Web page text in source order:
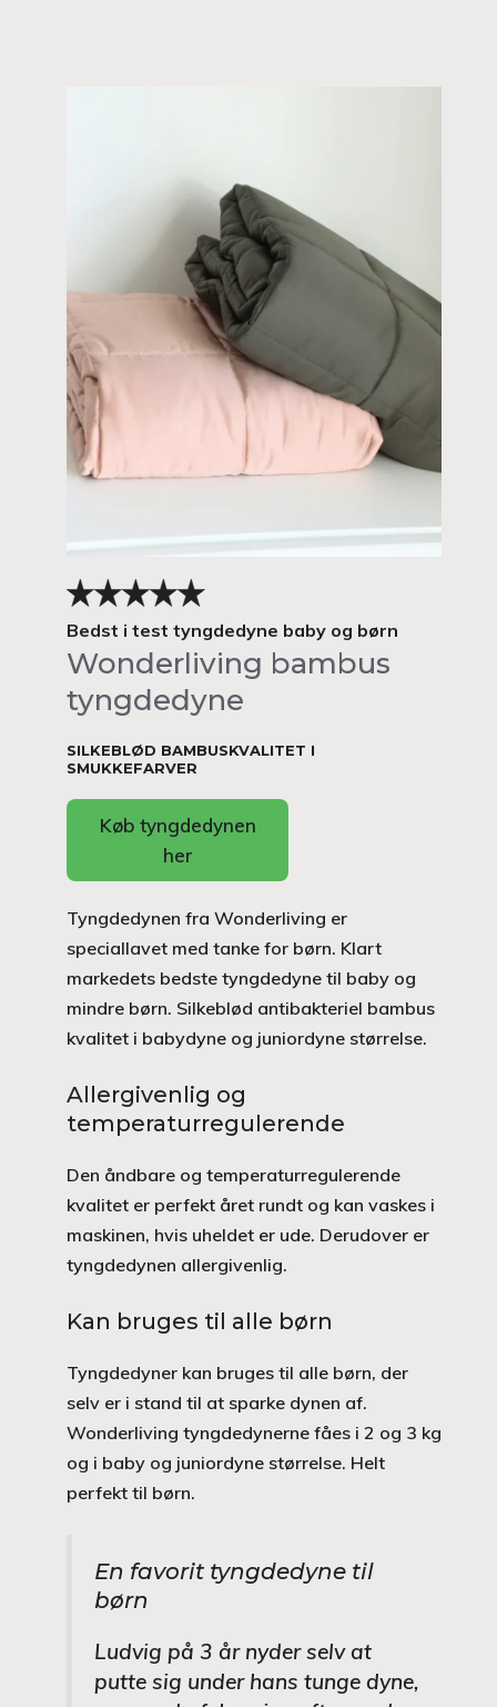
Bedst i test tyngdedyne baby og børn
Wonderliving bambus
tyngdedyne
SILKEBLØD BAMBUSKVALITET I
SMUKKEFARVER
Køb tyngdedynen
her
Tyngdedynen fra Wonderliving er
speciallavet med tanke for børn. Klart
markedets bedste tyngdedyne til baby og
mindre børn. Silkeblød antibakteriel bambus
kvalitet i babydyne og juniordyne størrelse.
Allergivenlig og
temperaturregulerende
Den åndbare og temperaturregulerende
kvalitet er perfekt året rundt og kan vaskes i
maskinen, hvis uheldet er ude. Derudover er
tyngdedynen allergivenlig.
Kan bruges til alle børn
Tyngdedyner kan bruges til alle børn, der
selv er i stand til at sparke dynen af.
Wonderliving tyngdedynerne fåes i 2 og 3 kg
og i baby og juniordyne størrelse. Helt
perfekt til børn.
En favorit tyngdedyne til
børn
Ludvig på 3 år nyder selv at
putte sig under hans tunge dyne,